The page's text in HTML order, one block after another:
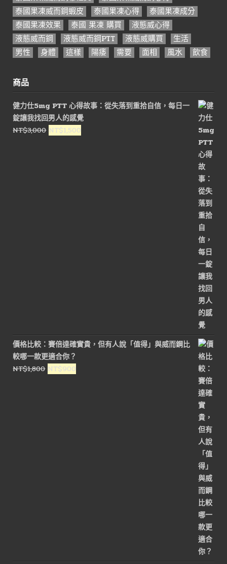
泰國果凍威而鋼蝦皮
泰國果凍心得
泰國果凍成分
泰國果凍效果
泰國 果凍 購買
液態威心得
液態威而鋼
液態威而鋼PTT 液態威購買
生活
男性
身體 這樣 陽痿 需要 面相 風水 飲食
商品
健力仕5mg PTT 心得故事：從失落到重拾自信，每日一
錠讓我找回男人的感覺
NT$3,000 原
NT$1,500
價格比較：賽倍達確實貴，但有人說「值得」與威而鋼比
較哪一款更適合你？
NT$1,800 原
NT$900